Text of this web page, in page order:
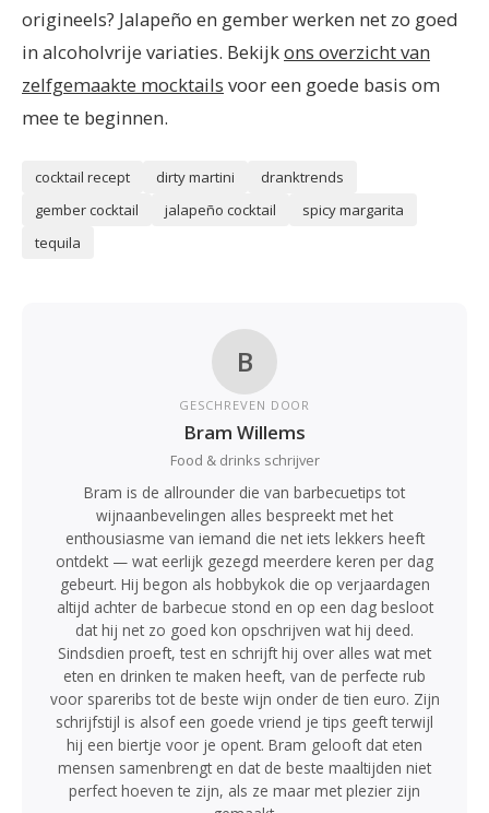
origineels? Jalapeño en gember werken net zo goed
in alcoholvrije variaties. Bekijkons overzicht van
zelfgemaakte mocktails voor een goede basis om
mee te beginnen.
cocktail recept dirty martini
dranktrends
gember cocktail
jalapeño cocktail
spicy margarita
tequila
B
GESCHREVEN DOOR
Bram Willems
Food & drinks schrijver
Bram is de allrounder die van barbecuetips tot
wijnaanbevelingen alles bespreekt met het
enthousiasme van iemand die net iets lekkers heeft
ontdekt — wat eerlijk gezegd meerdere keren per dag
gebeurt. Hij begon als hobbykok die op verjaardagen
altijd achter de barbecue stond en op een dag besloot
dat hij net zo goed kon opschrijven wat hij deed.
Sindsdien proeft, test en schrijft hij over alles wat met
eten en drinken te maken heeft, van de perfecte rub
voor spareribs tot de beste wijn onder de tien euro. Zijn
schrijfstijl is alsof een goede vriend je tips geeft terwijl
hij een biertje voor je opent. Bram gelooft dat eten
mensen samenbrengt en dat de beste maaltijden niet
perfect hoeven te zijn, als ze maar met plezier zijn